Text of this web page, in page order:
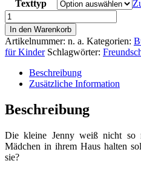
Texttyp
Malmberg,
Gertrud:
Eine
Hexe
in
unserem
Haus
Menge
In den Warenkorb
Artikelnummer: n. a. Kategorien:
für Kinder Schlagwörter:
Beschreibung
Zusätzliche Information
Beschreibung
Die kleine Jenny weiß nicht so
Mädchen in ihrem Haus halten
sie?